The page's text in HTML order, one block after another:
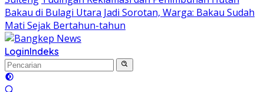
Bakau di Bulagi Utara Jadi Sorotan, Warga: Bakau Sudah
Mati Sejak Bertahun-tahun
LoginIndeks